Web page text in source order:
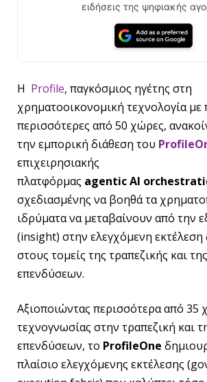
ειδήσεις της ψηφιακής
Η Profile, παγκόσμιος ηγέτης στη
χρηματοοικονομική τεχνολογία με
περισσότερες από 50 χώρες,
την εμπορική διάθεση του
επιχειρησιακής
πλατφόρμας agenticAI
σχεδιασμένης να βοηθά τα
ιδρύματα να μεταβαίνουν από την
(insight) στην ελεγχόμενη εκτέλεση
στους τομείς της τραπεζικής και
επενδύσεων.
Αξιοποιώντας περισσότερα από 35
τεχνογνωσίας στην τραπεζική και
επενδύσεων, το ProfileOne
πλαίσιο ελεγχόμενης εκτέλεσης